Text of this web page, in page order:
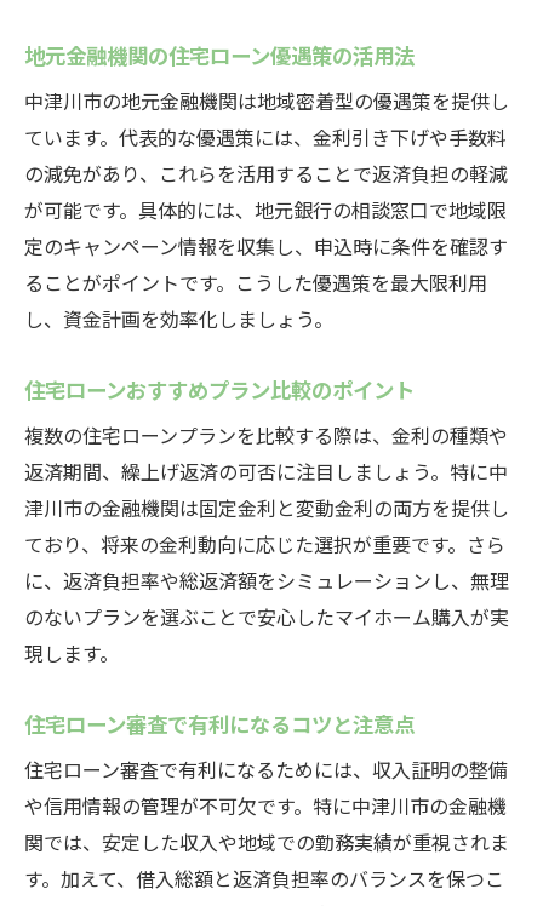
地元金融機関の住宅ローン優遇策の活用法
中津川市の地元金融機関は地域密着型の優遇策を提供し
ています。代表的な優遇策には、金利引き下げや手数料
の減免があり、これらを活用することで返済負担の軽減
が可能です。具体的には、地元銀行の相談窓口で地域限
定のキャンペーン情報を収集し、申込時に条件を確認す
ることがポイントです。こうした優遇策を最大限利用
し、資金計画を効率化しましょう。
住宅ローンおすすめプラン比較のポイント
複数の住宅ローンプランを比較する際は、金利の種類や
返済期間、繰上げ返済の可否に注目しましょう。特に中
津川市の金融機関は固定金利と変動金利の両方を提供し
ており、将来の金利動向に応じた選択が重要です。さら
に、返済負担率や総返済額をシミュレーションし、無理
のないプランを選ぶことで安心したマイホーム購入が実
現します。
住宅ローン審査で有利になるコツと注意点
住宅ローン審査で有利になるためには、収入証明の整備
や信用情報の管理が不可欠です。特に中津川市の金融機
関では、安定した収入や地域での勤務実績が重視されま
す。加えて、借入総額と返済負担率のバランスを保つこ